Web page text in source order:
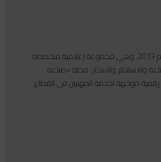
تأسست مجموعة إندوستريكوم عام 2013، وهي مجموعة إعلامية متخصصة
والاستثمار والابتكار: مجلة «صناعة
موجهة لخدمة المهنيين في القطاع